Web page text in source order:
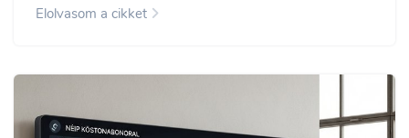
Elolvasom a cikket